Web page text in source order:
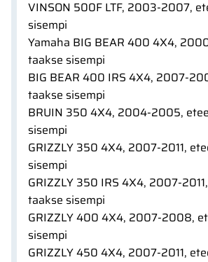
VINSON 500F LTF, 2003-2007,
sisempi
Yamaha BIG BEAR 400 4X4,
taakse sisempi
BIG BEAR 400 IRS 4X4, 2007-
taakse sisempi
BRUIN 350 4X4, 2004-2005,
sisempi
GRIZZLY 350 4X4, 2007-2011,
sisempi
GRIZZLY 350 IRS 4X4, 2007-
taakse sisempi
GRIZZLY 400 4X4, 2007-2008,
sisempi
GRIZZLY 450 4X4, 2007-2011,